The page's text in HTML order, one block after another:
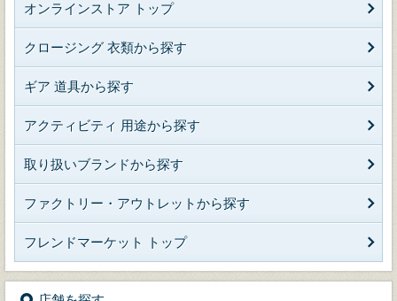
オンラインストア トップ
クロージング 衣類から探す
ギア 道具から探す
アクティビティ 用途から探す
取り扱いブランドから探す
ファクトリー・アウトレットから探す
フレンドマーケット トップ